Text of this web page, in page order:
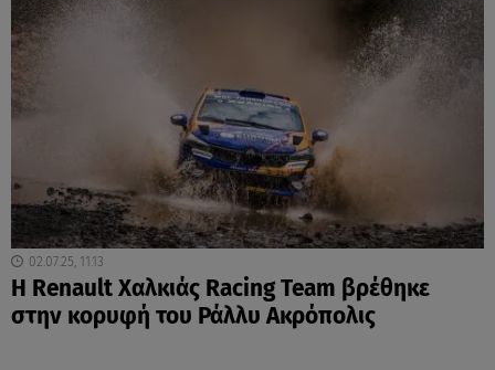
02.07.25, 11:13
Η Renault Χαλκιάς Racing Team βρέθηκε
στην κορυφή του Ράλλυ Ακρόπολις